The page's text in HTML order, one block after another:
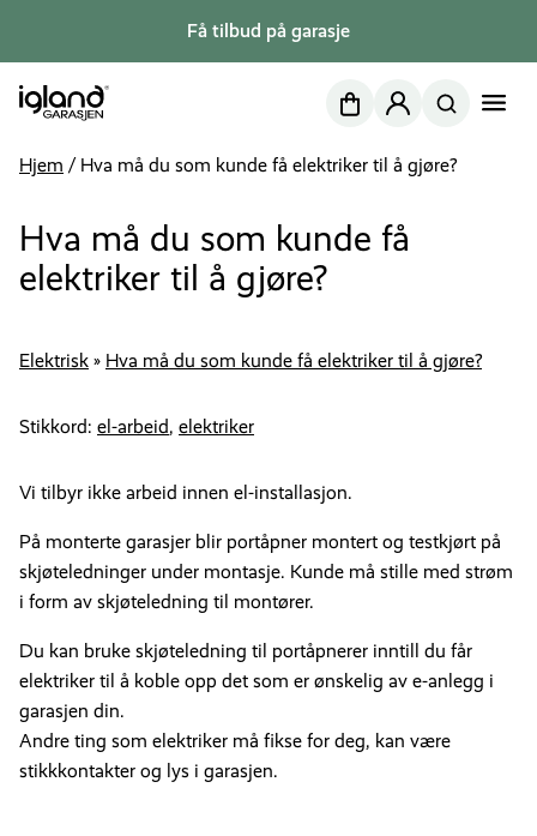
Få tilbud på garasje
NettbutikkMin side
Hjem / Hva må du som kunde få elektriker til å gjøre?
Hva må du som kunde få
elektriker til å gjøre?
Elektrisk » Hva må du som kunde få elektriker til å gjøre?
Stikkord: el-arbeid, elektriker
Vi tilbyr ikke arbeid innen el-installasjon.
På monterte garasjer blir portåpner montert og testkjørt på
skjøteledninger under montasje. Kunde må stille med strøm
i form av skjøteledning til montører.
Du kan bruke skjøteledning til portåpnerer inntill du får
elektriker til å koble opp det som er ønskelig av e-anlegg i
garasjen din.
Andre ting som elektriker må fikse for deg, kan være
stikkkontakter og lys i garasjen.